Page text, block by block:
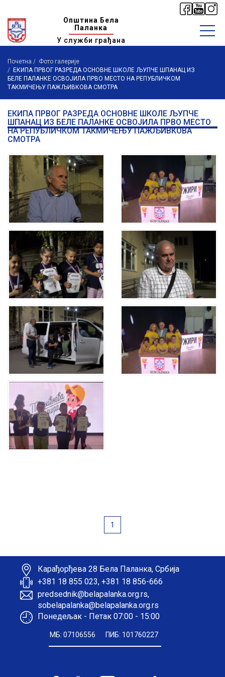
Општина Бела
Паланка
У служби грађана
Почетна
Фото галерије
ЕКИПА ПРВОГ РАЗРЕДА ОСНОВНЕ ШКОЛЕ ЉУПЧЕ ШПАНАЦ ИЗ
БЕЛЕ ПАЛАНКЕ ОСВОЈИЛА ПРВО МЕСТО НА РЕПУБЛИЧКОМ
ТАКМИЧЕЊУ ПАЖЉИВКОВА СМОТРА
ЕКИПА ПРВОГ РАЗРЕДА ОСНОВНЕ ШКОЛЕ ЉУПЧЕ
ШПАНАЦ ИЗ БЕЛЕ ПАЛАНКЕ ОСВОЈИЛА ПРВО МЕСТО
НА РЕПУБЛИЧКОМ ТАКМИЧЕЊУ ПАЖЉИВКОВА
СМОТРА
1
Карађорђева 28 Бела Паланка, Србија
+381 18 855 023, +381 18 856-666
predsednik@belapalanka.org.rs,
sobelapalanka@belapalanka.org.rs
Понедељак - Петак 07:00 - 15:00
МБ: 07106556 ПИБ: 101760227